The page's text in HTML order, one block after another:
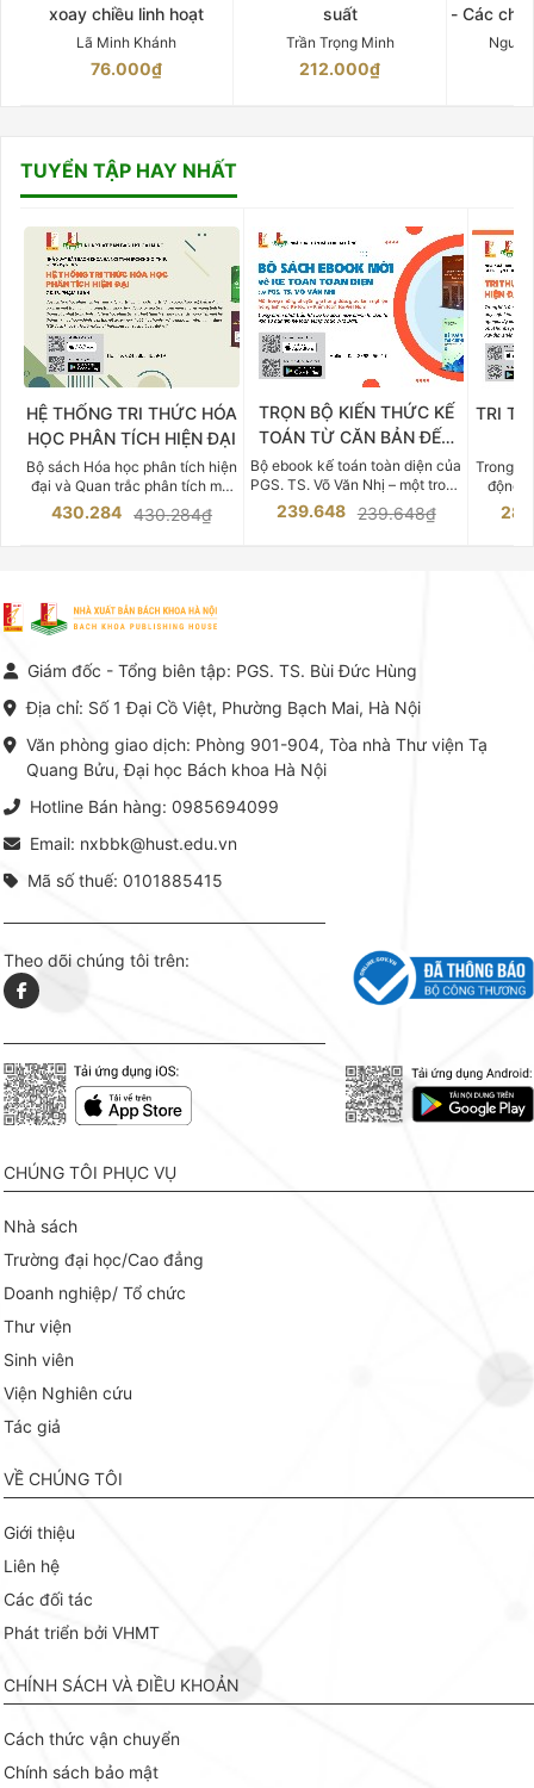
xoay chiều linh hoạt
Lã Minh Khánh
76.000₫
suất
Trần Trọng Minh
212.000₫
- Các
TUYỂN TẬP HAY NHẤT
HỆ THỐNG TRI THỨC HÓA
HỌC PHÂN TÍCH HIỆN ĐẠI
Bộ sách Hóa học phân tích hiện
đại và Quan trắc phân tích môi
trường của Cố Giáo sư, Tiến sĩ
Phạm Luận là một trong những
vực Hóa học phân tích tại Việt
Nam hiện nay. Bộ sách mang
đến một hệ thống tri thức hoàn
thuật thực hành -> Ứng dụng
khoa Hà Nội ấn hành cả hai
430.284 430.284₫
TRỌN BỘ KIẾN THỨC KẾ
TOÁN TỪ CĂN BẢN ĐẾN
CHUYÊN SÂU
Bộ ebook kế toán toàn diện của
PGS. TS. Võ Văn Nhị – một trong
những chuyên gia hàng đầu,
giàu kinh nghiệm trong lĩnh vực
239.648 239.648₫
TRI
Trong
động
việc
tế và
lý. Các
Giám đốc - Tổng biên tập: PGS. TS. Bùi Đức Hùng
Địa chỉ: Số 1 Đại Cồ Việt, Phường Bạch Mai, Hà Nội
Văn phòng giao dịch: Phòng 901-904, Tòa nhà Thư viện Tạ
Quang Bửu, Đại học Bách khoa Hà Nội
Hotline Bán hàng: 0985694099
Email: nxbbk@hust.edu.vn
Mã số thuế: 0101885415
Theo dõi chúng tôi trên:
CHÚNG TÔI PHỤC VỤ
Nhà sách
Trường đại học/Cao đẳng
Doanh nghiệp/ Tổ chức
Thư viện
Sinh viên
Viện Nghiên cứu
Tác giả
VỀ CHÚNG TÔI
Giới thiệu
Liên hệ
Các đối tác
Phát triển bởi VHMT
CHÍNH SÁCH VÀ ĐIỀU KHOẢN
Cách thức vận chuyển
Chính sách bảo mật